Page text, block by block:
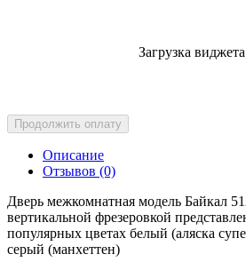
Загрузка
Продолжить оплату
Описание
Отзывов (0)
Дверь межкомнатная модель Байкал
вертикальной фрезеровкой
популярных цветах белый (аляска
серый (манхеттен)